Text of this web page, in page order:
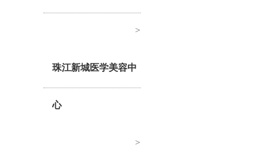
>
珠江新城医学美容中
心
>